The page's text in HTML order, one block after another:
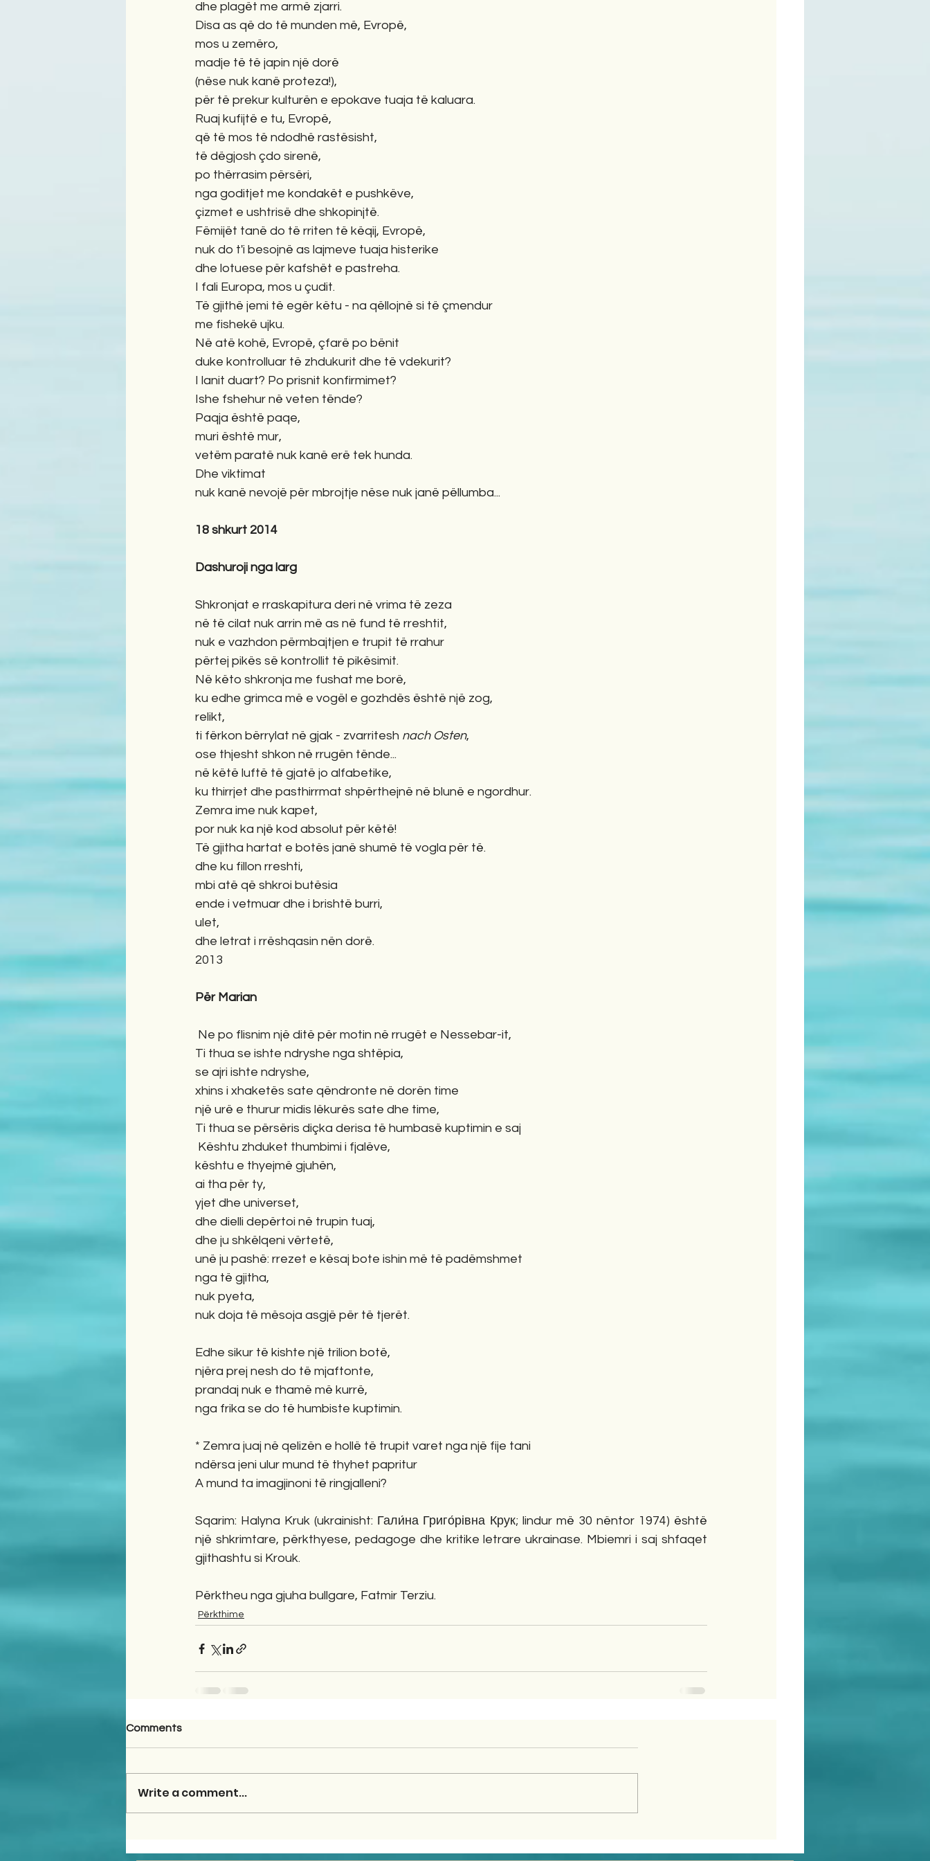
dhe plagët me armë zjarri.
Disa as që do të munden më, Evropë,
mos u zemëro,
madje të të japin një dorë
(nëse nuk kanë proteza!),
për të prekur kulturën e epokave tuaja të kaluara.
Ruaj kufijtë e tu, Evropë,
që të mos të ndodhë rastësisht,
të dëgjosh çdo sirenë,
po thërrasim përsëri,
nga goditjet me kondakët e pushkëve,
çizmet e ushtrisë dhe shkopinjtë.
Fëmijët tanë do të rriten të këqij, Evropë,
nuk do t'i besojnë as lajmeve tuaja histerike
dhe lotuese për kafshët e pastreha.
I fali Europa, mos u çudit.
Të gjithë jemi të egër këtu - na qëllojnë si të çmendur
me fishekë ujku.
Në atë kohë, Evropë, çfarë po bënit
duke kontrolluar të zhdukurit dhe të vdekurit?
I lanit duart? Po prisnit konfirmimet?
Ishe fshehur në veten tënde?
Paqja është paqe,
muri është mur,
vetëm paratë nuk kanë erë tek hunda.
Dhe viktimat
nuk kanë nevojë për mbrojtje nëse nuk janë pëllumba...
18 shkurt 2014
Dashuroji nga larg
Shkronjat e rraskapitura deri në vrima të zeza
në të cilat nuk arrin më as në fund të rreshtit,
nuk e vazhdon përmbajtjen e trupit të rrahur
përtej pikës së kontrollit të pikësimit.
Në këto shkronja me fushat me borë,
ku edhe grimca më e vogël e gozhdës është një zog,
relikt,
ti fërkon bërrylat në gjak - zvarritesh nach Osten,
ose thjesht shkon në rrugën tënde...
në këtë luftë të gjatë jo alfabetike,
ku thirrjet dhe pasthirrmat shpërthejnë në blunë e ngordhur.
Zemra ime nuk kapet,
por nuk ka një kod absolut për këtë!
Të gjitha hartat e botës janë shumë të vogla për të.
dhe ku fillon rreshti,
mbi atë që shkroi butësia
ende i vetmuar dhe i brishtë burri,
ulet,
dhe letrat i rrëshqasin nën dorë.
2013
Për Marian
Ne po flisnim një ditë për motin në rrugët e Nessebar-it,
Ti thua se ishte ndryshe nga shtëpia,
se ajri ishte ndryshe,
xhins i xhaketës sate qëndronte në dorën time
një urë e thurur midis lëkurës sate dhe time,
Ti thua se përsëris diçka derisa të humbasë kuptimin e saj
Kështu zhduket thumbimi i fjalëve,
kështu e thyejmë gjuhën,
ai tha për ty,
yjet dhe universet,
dhe dielli depërtoi në trupin tuaj,
dhe ju shkëlqeni vërtetë,
unë ju pashë: rrezet e kësaj bote ishin më të padëmshmet
nga të gjitha,
nuk pyeta,
nuk doja të mësoja asgjë për të tjerët.
Edhe sikur të kishte një trilion botë,
njëra prej nesh do të mjaftonte,
prandaj nuk e thamë më kurrë,
nga frika se do të humbiste kuptimin.
* Zemra juaj në qelizën e hollë të trupit varet nga një fije tani
ndërsa jeni ulur mund të thyhet papritur
A mund ta imagjinoni të ringjalleni?
Sqarim: Halyna Kruk (ukrainisht: Гали́на Григо́рівна Крук; lindur më 30 nëntor 1974) është
një shkrimtare, përkthyese, pedagoge dhe kritike letrare ukrainase. Mbiemri i saj shfaqet
gjithashtu si Krouk.
Përktheu nga gjuha bullgare, Fatmir Terziu.
Përkthime
Comments
Write a comment...